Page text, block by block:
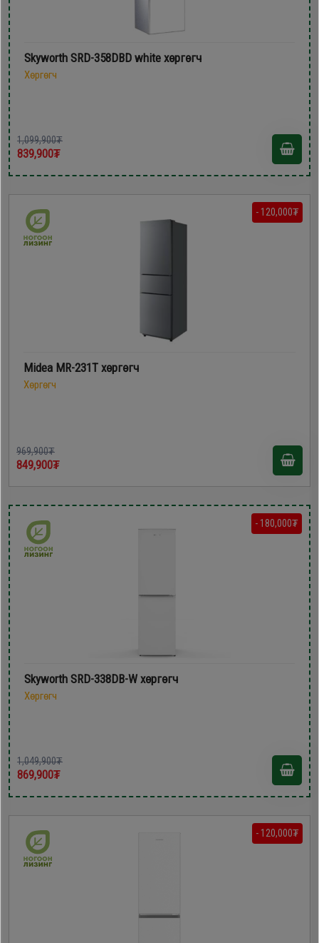
Skyworth SRD-358DBD white хөргөгч
Хөргөгч
1,099,900₮
839,900₮
- 120,000₮
Midea MR-231T хөргөгч
Хөргөгч
969,900₮
849,900₮
- 180,000₮
Skyworth SRD-338DB-W хөргөгч
Хөргөгч
1,049,900₮
869,900₮
- 120,000₮